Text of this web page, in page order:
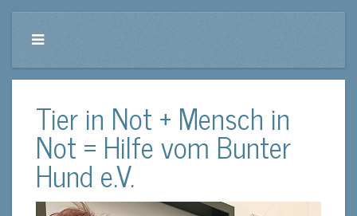
Tier in Not + Mensch in
Not = Hilfe vom Bunter
Hund e.V.